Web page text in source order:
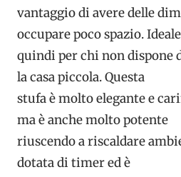
vantaggio di avere delle
occupare poco spazio. Ideale
quindi per chi non dispone
la casa piccola. Questa
stufa è molto elegante e
ma è anche molto potente
riuscendo a riscaldare
dotata di timer ed è